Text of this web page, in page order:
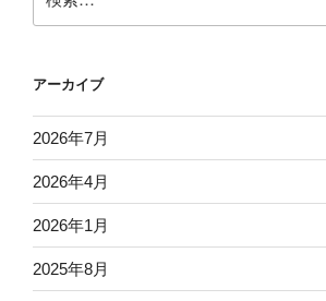
索:
アーカイブ
2026年7月
2026年4月
2026年1月
2025年8月